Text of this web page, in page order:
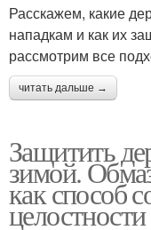
Расскажем, какие
нападкам и как их
рассмотрим все
читать дальше →
Защитить
зимой.
как способ